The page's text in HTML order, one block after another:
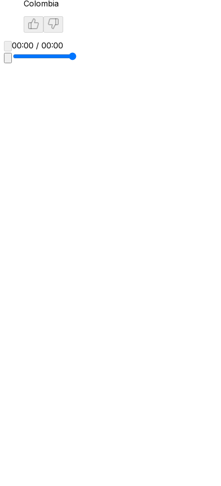
Colombia
00:00 / 00:00